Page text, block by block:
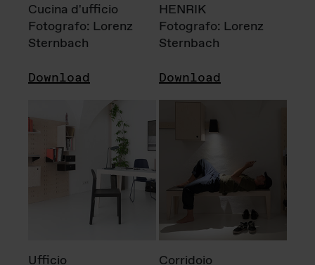
Cucina d'ufficio
Fotografo: Lorenz
Sternbach
Download
HENRIK
Fotografo: Lorenz
Sternbach
Download
Ufficio
Corridoio